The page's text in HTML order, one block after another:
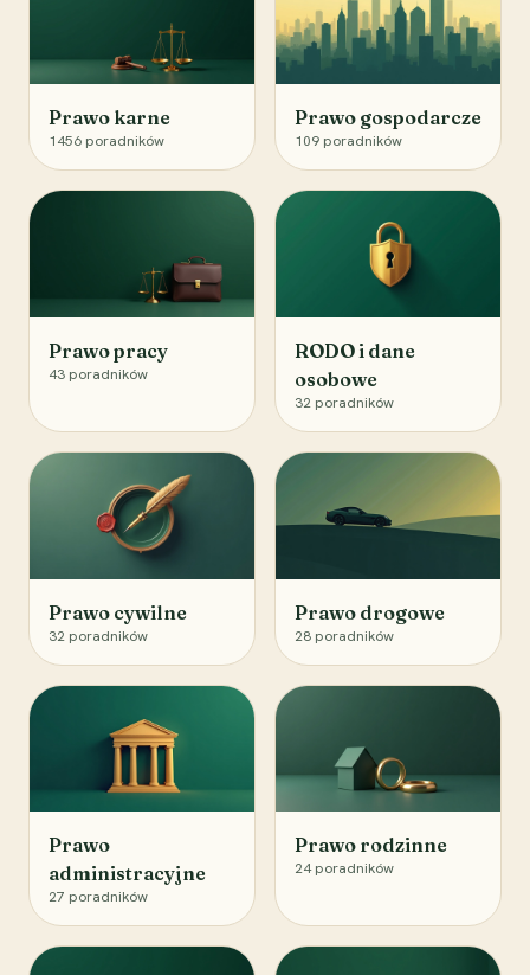
Prawo karne
1456 poradników
Prawo gospodarcze
109 poradników
Prawo pracy
43 poradników
RODO i dane
osobowe
32 poradników
Prawo cywilne
32 poradników
Prawo drogowe
28 poradników
Prawo
administracyjne
27 poradników
Prawo rodzinne
24 poradników